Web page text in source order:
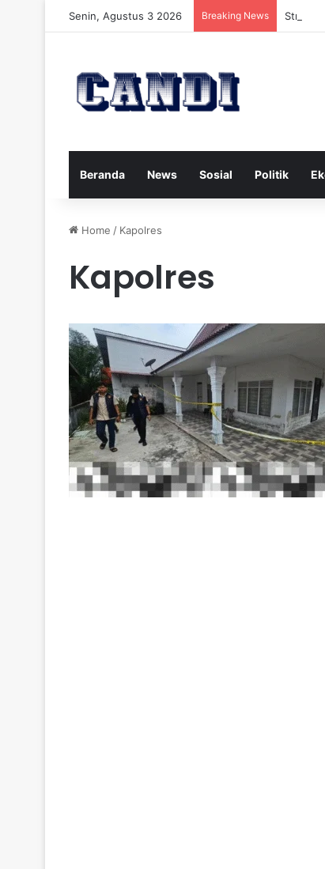
Senin, Agustus 3 2026 Breaking News
Beranda News Sosial Politik
Home / Kapolres
Kapolres